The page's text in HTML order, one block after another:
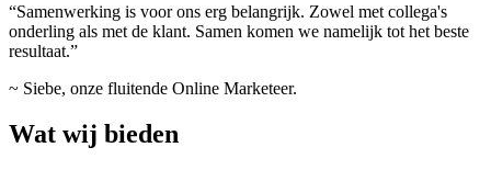
“Samenwerking is voor ons erg belangrijk. Zowel met collega's
onderling als met de klant. Samen komen we namelijk tot het beste
resultaat.”
~ Siebe, onze fluitende Online Marketeer.
Wat wij bieden